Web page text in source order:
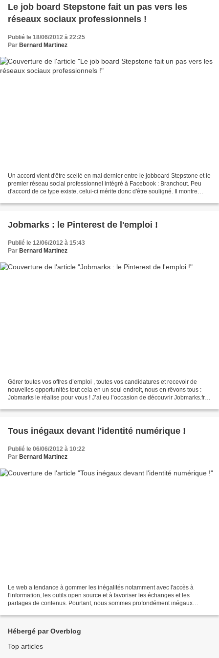
Le job board Stepstone fait un pas vers les
réseaux sociaux professionnels !
Publié le 18/06/2012 à 22:25
Par Bernard Martinez
Un accord vient d'être scellé en mai dernier entre le jobboard Stepstone et le
premier réseau social professionnel intégré à Facebook : Branchout. Peu
d'accord de ce type existe, celui-ci mérite donc d'être souligné. Il montre
Jobmarks : le Pinterest de l'emploi !
Publié le 12/06/2012 à 15:43
Par Bernard Martinez
Gérer toutes vos offres d’emploi , toutes vos candidatures et recevoir de
nouvelles opportunités tout cela en un seul endroit, nous en rêvons tous :
Jobmarks le réalise pour vous ! J’ai eu l’occasion de découvrir Jobmarks.fr il
Tous inégaux devant l'identité numérique !
Publié le 06/06/2012 à 10:22
Par Bernard Martinez
Le web a tendance à gommer les inégalités notamment avec l'accès à
l'information, les outils open source et à favoriser les échanges et les
partages de contenus. Pourtant, nous sommes profondément inégaux
Hébergé par Overblog
Top articles